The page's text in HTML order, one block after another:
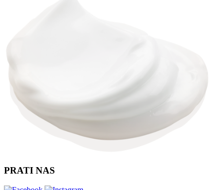
PRATI NAS